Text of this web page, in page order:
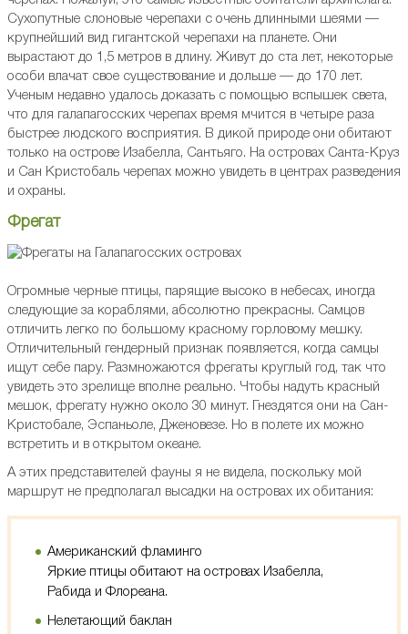
Сухопутные слоновые черепахи с очень длинными шеями —
крупнейший вид гигантской черепахи на планете. Они
вырастают до 1,5 метров в длину. Живут до ста лет, некоторые
особи влачат свое существование и дольше — до 170 лет.
Ученым недавно удалось доказать с помощью вспышек света,
что для галапагосских черепах время мчится в четыре раза
быстрее людского восприятия. В дикой природе они обитают
только на острове Изабелла, Сантьяго. На островах Санта-Круз
и Сан Кристобаль черепах можно увидеть в центрах разведения
и охраны.
Фрегат
Огромные черные птицы, парящие высоко в небесах, иногда
следующие за кораблями, абсолютно прекрасны. Самцов
отличить легко по большому красному горловому мешку.
Отличительный гендерный признак появляется, когда самцы
ищут себе пару. Размножаются фрегаты круглый год, так что
увидеть это зрелище вполне реально. Чтобы надуть красный
мешок, фрегату нужно около 30 минут. Гнездятся они на Сан-
Кристобале, Эспаньоле, Дженовезе. Но в полете их можно
встретить и в открытом океане.
А этих представителей фауны я не видела, поскольку мой
маршрут не предполагал высадки на островах их обитания:
Американский фламинго
Яркие птицы обитают на островах Изабелла,
Рабида и Флореана.
Нелетающий баклан